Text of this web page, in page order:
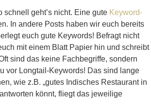
geht’s nicht. Eine gute Keyword-
In andere Posts haben wir euch bereits
euch gute Keywords! Befragt nicht
mit einem Blatt Papier hin und schreibt
sind das keine Fachbegriffe, sondern
vor Longtail-Keywords! Das sind lange
wie z.B. „gutes Indisches Restaurant in
könnt, fliegt das jeweilige